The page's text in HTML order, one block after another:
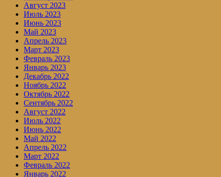
Август 2023
Июль 2023
Июнь 2023
Май 2023
Апрель 2023
Март 2023
Февраль 2023
Январь 2023
Декабрь 2022
Ноябрь 2022
Октябрь 2022
Сентябрь 2022
Август 2022
Июль 2022
Июнь 2022
Май 2022
Апрель 2022
Март 2022
Февраль 2022
Январь 2022